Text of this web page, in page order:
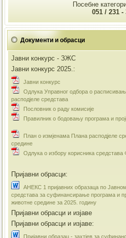
Посебне
051 / 231 -
Документи и обрасци
Јавни конкурс - ЗЖС
Јавни конкурс 2025.:
Jавни конкурс
Одлука Управног одбора о
расподјеле средстава
Пословник о раду комисије
Правилник о бодовању програма и
План о измјенама Плана расподјеле
средине
Одлука о избору корисника средстава
Пријавни обрасци:
АНЕКС 1 пријавних образаца по
средстава за суфинансирање програма и
животне средине за 2025. годину
Пријавни обрасци и изјаве
Пријавни обрасци и изјаве:
Пријавни образац - захтјев за